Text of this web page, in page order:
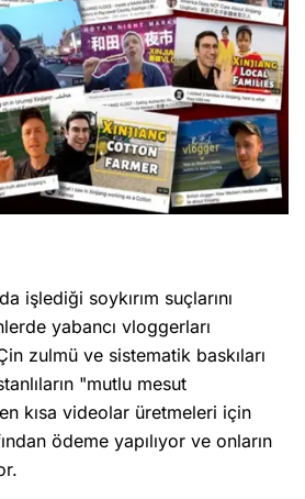
işlediği soykırım suçlarını
yabancı vloggerları
zulmü ve sistematik baskıları
"mutlu mesut
kısa videolar üretmeleri için
ödeme yapılıyor ve onların